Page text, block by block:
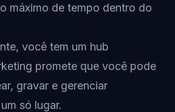
máximo de tempo dentro do
você tem um hub
promete que você pode
gravar e gerenciar
só lugar.